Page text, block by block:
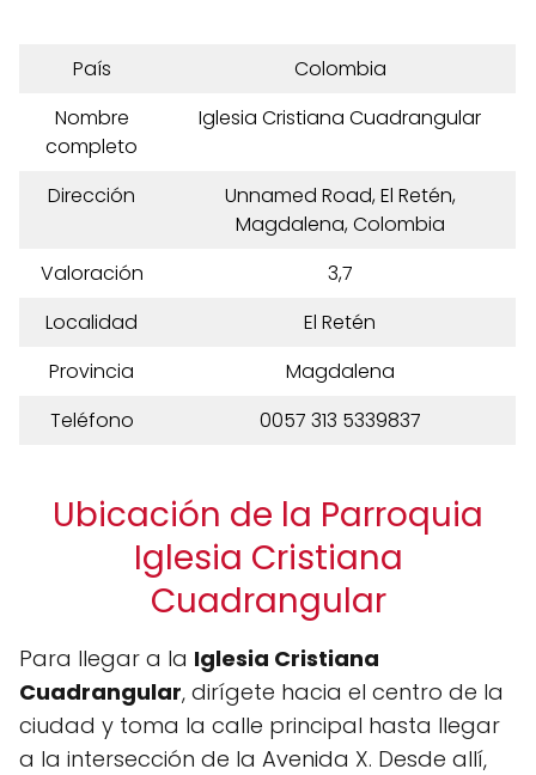
País
Colombia
Nombre
completo
Iglesia Cristiana Cuadrangular
Dirección
Unnamed Road, El Retén,
Magdalena, Colombia
Valoración
3,7
Localidad
El Retén
Provincia
Magdalena
Teléfono
0057 313 5339837
Ubicación de la Parroquia
Iglesia Cristiana
Cuadrangular
Para llegar a la Iglesia Cristiana
Cuadrangular, dirígete hacia el centro de la
ciudad y toma la calle principal hasta llegar
a la intersección de la Avenida X. Desde allí,